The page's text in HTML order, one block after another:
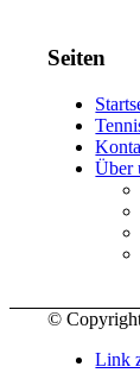
Seiten
Über
©
Link